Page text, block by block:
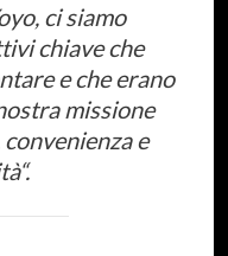
ci siamo
chiave che
e che erano
missione
e
“.